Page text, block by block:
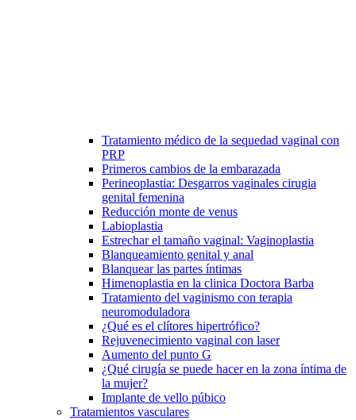
Tratamiento médico de la sequedad vaginal con
PRP
Primeros cambios de la embarazada
Perineoplastia: Desgarros vaginales cirugia
genital femenina
Reducción monte de venus
Labioplastia
Estrechar el tamaño vaginal: Vaginoplastia
Blanqueamiento genital y anal
Blanquear las partes íntimas
Himenoplastia en la clinica Doctora Barba
Tratamiento del vaginismo con terapia
neuromoduladora
¿Qué es el clítores hipertrófico?
Rejuvenecimiento vaginal con laser
Aumento del punto G
¿Qué cirugía se puede hacer en la zona íntima de
la mujer?
Implante de vello púbico
Tratamientos vasculares